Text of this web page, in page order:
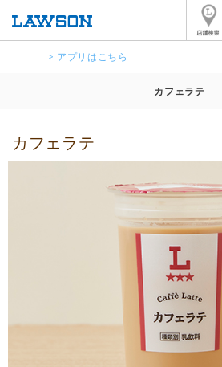
> アプリはこちら
カフェラテ
カフェラテ